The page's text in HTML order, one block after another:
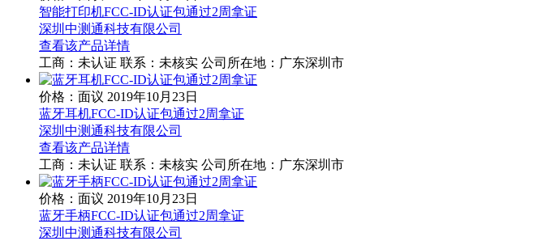
智能打印机FCC-ID认证包通过2周拿证
深圳中测通科技有限公司
查看该产品详情
工商： 未认证 联系： 未核实 公司所在地：广东深圳市
价格：面议 2019年10月23日
蓝牙耳机FCC-ID认证包通过2周拿证
深圳中测通科技有限公司
查看该产品详情
工商： 未认证 联系： 未核实 公司所在地：广东深圳市
价格：面议 2019年10月23日
蓝牙手柄FCC-ID认证包通过2周拿证
深圳中测通科技有限公司